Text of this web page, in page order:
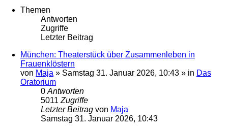
Themen
Antworten
Zugriffe
Letzter Beitrag
München: Theaterstück über Zusammenleben in
Frauenklöstern
von Maja » Samstag 31. Januar 2026, 10:43 » in Das
Oratorium
0 Antworten
5011 Zugriffe
Letzter Beitrag von Maja
Samstag 31. Januar 2026, 10:43